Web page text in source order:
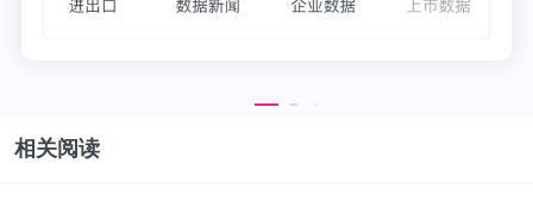
跑马圈地阶段，头部企业
随着国内消费升级以及国家对人工智能、编程教育的
相关阅读